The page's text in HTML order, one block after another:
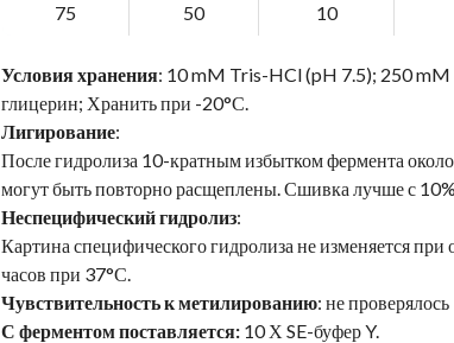
75 50 10
Условия хранения: 10 mM Tris-HCl (pH 7.5); 250 mM
глицерин; Хранить при -20°С.
Лигирование:
После гидролиза 10-кратным избытком фермента
могут быть повторно расщеплены. Сшивка лучше с
Неспецифический гидролиз:
Картина специфического гидролиза не изменяется
часов при 37°С.
Чувствительность к метилированию: не проверялось
С ферментом поставляется: 10 Х SE-буфер Y.